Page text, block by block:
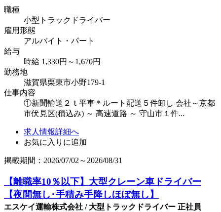
職種
小型トラックドライバー
雇用形態
アルバイト・パート
給与
時給 1,330円～1,670円
勤務地
滋賀県栗東市小野179-1
仕事内容
①新聞輸送２ｔ平車＊ルート配送５件卸し 会社～京都
市伏見区(積込み) ～ 高速道路 ～ 守山市１件...
求人情報詳細へ
お気に入りに追加
掲載期間：2026/07/02～2026/08/31
【離職率10％以下】大型クレーン車ドライバー
【夜間無し･手積み手降しほぼ無し】
エスケイ運輸株式会社 / 大型トラックドライバー 正社員